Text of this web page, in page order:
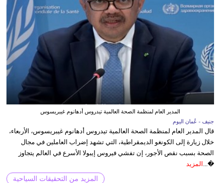
المدير العام لمنظمة الصحة العالمية تيدروس أدهانوم غيبريسوس
جنيف - عُمان اليوم
قال المدير العام لمنظمة الصحة العالمية تيدروس أدهانوم غيبريسوس، الأربعاء،
خلال زيارة إلى الكونغو الديمقراطية، التي تشهد إضراب العاملين في مجال
الصحة بسبب نقص الأجور، إن تفشي فيروس إيبولا الأسرع في العالم يتجاوز
�... المزيد
المزيد من التحقيقات السياحية